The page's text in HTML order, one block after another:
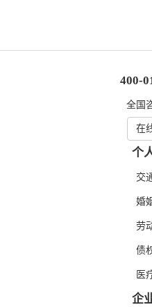
400-
全国
在
个
交
婚
劳
债
医
企